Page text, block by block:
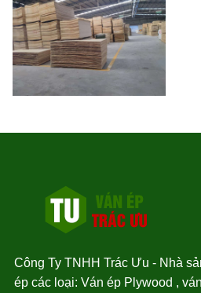
Công Ty TNHH Trác Ưu - Nhà
ép các loại: Ván ép Plywood ,